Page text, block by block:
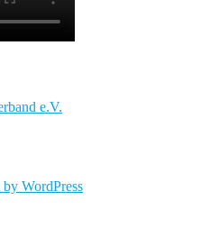
e.V.
WordPress